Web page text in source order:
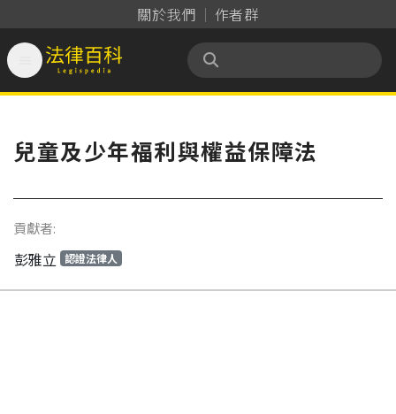
關於我們 作者群
法律百科 Legispedia
兒童及少年福利與權益保障法
貢獻者:
彭雅立 認證法律人